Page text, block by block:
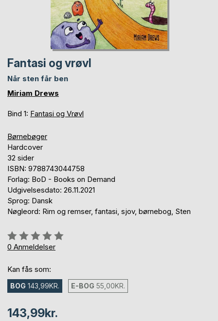
Fantasi og vrøvl
Når sten får ben
Miriam Drews
Bind 1: Fantasi og Vrøvl
Børnebøger
Hardcover
32 sider
ISBN: 9788743044758
Forlag: BoD - Books on Demand
Udgivelsesdato: 26.11.2021
Sprog: Dansk
Nøgleord: Rim og remser, fantasi, sjov, børnebog, Sten
Anmeldelse::
0%
0 Anmeldelser
Kan fås som:
BOG 143,99KR. E-BOG 55,00KR.
143,99kr.